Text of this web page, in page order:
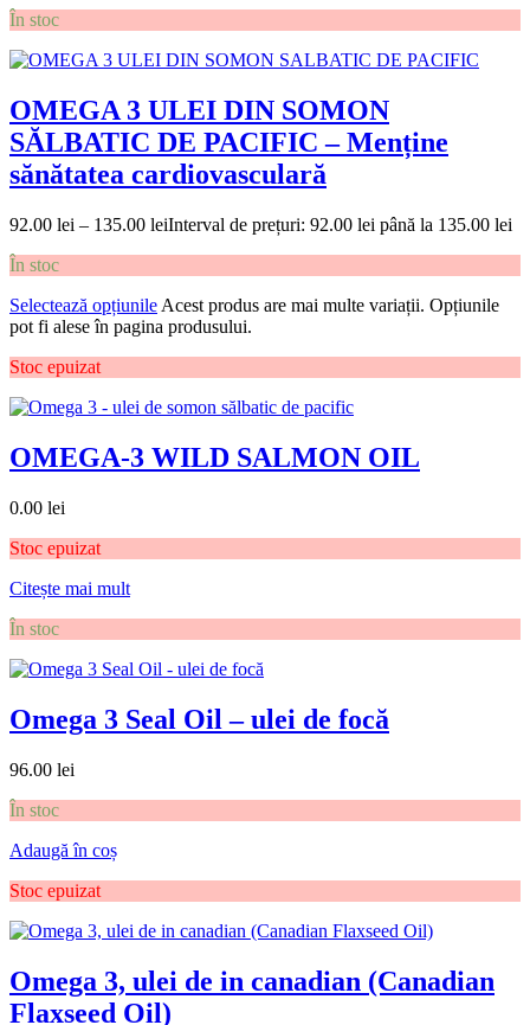
În stoc
OMEGA 3 ULEI DIN SOMON
SĂLBATIC DE PACIFIC – Menține
sănătatea cardiovasculară
92.00 lei – 135.00 leiInterval de prețuri: 92.00 lei până la 135.00 lei
În stoc
Selectează opțiunile Acest produs are mai multe variații. Opțiunile
pot fi alese în pagina produsului.
Stoc epuizat
OMEGA-3 WILD SALMON OIL
0.00 lei
Stoc epuizat
Citește mai mult
În stoc
Omega 3 Seal Oil – ulei de focă
96.00 lei
În stoc
Adaugă în coș
Stoc epuizat
Omega 3, ulei de in canadian (Canadian
Flaxseed Oil)